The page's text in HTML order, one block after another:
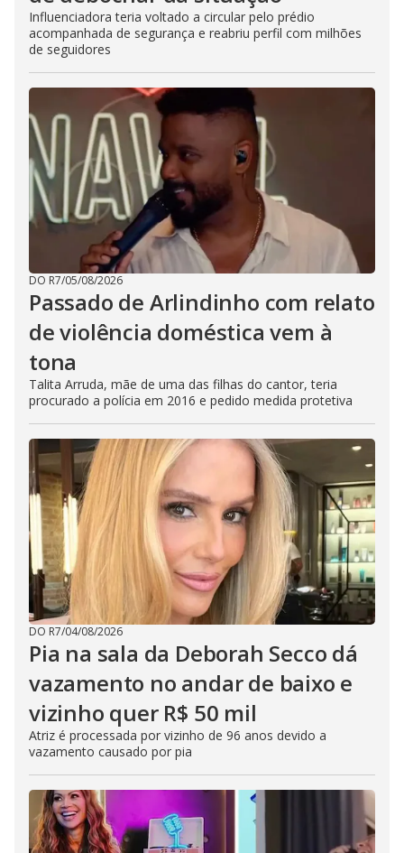
Influenciadora teria voltado a circular pelo prédio
acompanhada de segurança e reabriu perfil com milhões
de seguidores
DO R7/05/08/2026
Passado de Arlindinho com relato
de violência doméstica vem à
tona
Talita Arruda, mãe de uma das filhas do cantor, teria
procurado a polícia em 2016 e pedido medida protetiva
DO R7/04/08/2026
Pia na sala da Deborah Secco dá
vazamento no andar de baixo e
vizinho quer R$ 50 mil
Atriz é processada por vizinho de 96 anos devido a
vazamento causado por pia